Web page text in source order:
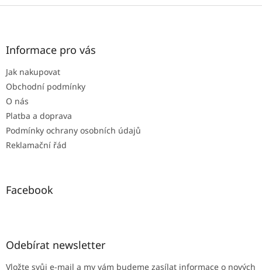
Z
Informace pro vás
Jak nakupovat
Obchodní podmínky
O nás
Platba a doprava
Podmínky ochrany osobních údajů
Reklamační řád
Facebook
Odebírat newsletter
Vložte svůj e-mail a my vám budeme zasílat informace o nových